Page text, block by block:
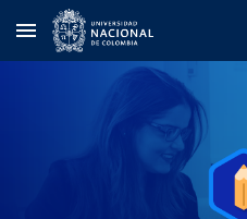
Skip to main content